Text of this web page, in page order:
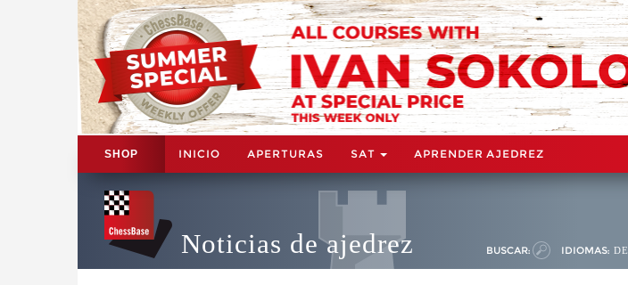
SHOP INICIO APERTURAS SAT APRENDER AJEDREZ
Noticias de ajedrez BUSCAR: IDIOMAS: DE